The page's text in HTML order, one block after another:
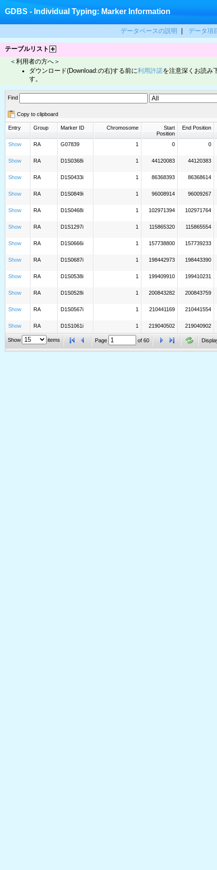
GDBS - Individual Typing: Marker Information
データベースの説明 データ項
テーブルリスト
＜利用者の方へ＞
ダウンロード(Download:の右)する前に利用許諾を注意深くお読み
す。
Find
Copy to clipboard
Entry Group Marker ID Chromosome
Start
Position
End Position
Show RA G07839 1 0 0
Show RA D1S0368i 1 44120083 44120383
Show RA D1S0433i 1 86368393 86368614
Show RA D1S0849i 1 96008914 96009267
Show RA D1S0468i 1 102971394 102971764
Show RA D1S1297i 1 115865320 115865554
Show RA D1S0666i 1 157738800 157739233
Show RA D1S0687i 1 198442973 198443390
Show RA D1S0538i 1 199409910 199410231
Show RA D1S0528i 1 200843282 200843759
Show RA D1S0567i 1 210441169 210441554
Show RA D1S1061i 1 219040502 219040902
Show D1S0564i 1 224014460 224014778
Show items Page of 60